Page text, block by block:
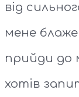
від
мене
прийди до
хотів